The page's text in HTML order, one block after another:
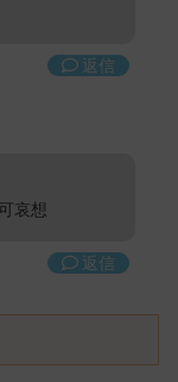
返信
哀想
返信